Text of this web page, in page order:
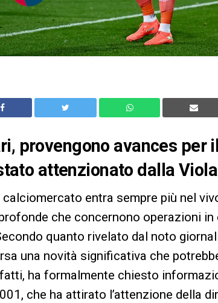
provengono avances per
attenzionato dalla Viola
entra sempre più nel
che concernono operazioni
quanto rivelato dal noto
una novità significativa che
ha formalmente chiesto
che ha attirato l’attenzione della